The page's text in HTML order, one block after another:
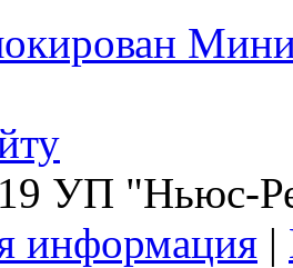
УП "Ньюс-
информация |